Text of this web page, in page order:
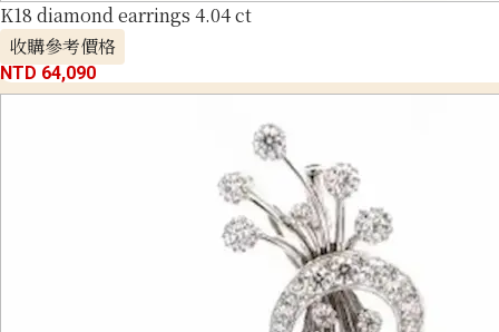
K18 diamond earrings 4.04 ct
收購參考價格
NTD 64,090